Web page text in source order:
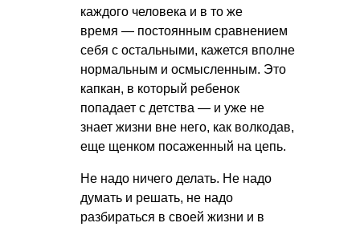
каждого человека и в то же
время — постоянным сравнением
себя с остальными, кажется вполне
нормальным и осмысленным. Это
капкан, в который ребенок
попадает с детства — и уже не
знает жизни вне него, как волкодав,
еще щенком посаженный на цепь.
Не надо ничего делать. Не надо
думать и решать, не надо
разбираться в своей жизни и в